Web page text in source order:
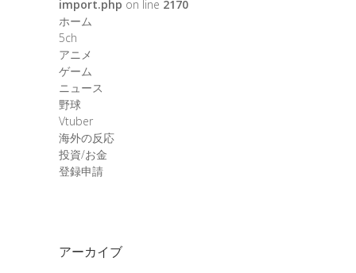
import.php on line 2170
ホーム
5ch
アニメ
ゲーム
ニュース
野球
Vtuber
海外の反応
投資/お金
登録申請
アーカイブ